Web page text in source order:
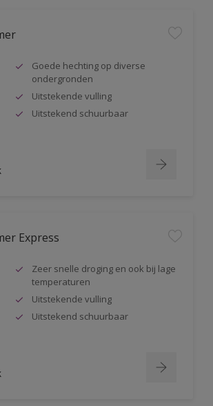
Goede hechting op diverse
ondergronden
Uitstekende vulling
Uitstekend schuurbaar
Express
Zeer snelle droging en ook bij lage
temperaturen
Uitstekende vulling
Uitstekend schuurbaar